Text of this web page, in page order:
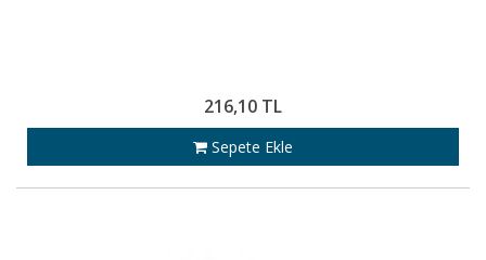
216,10 TL
Sepete Ekle